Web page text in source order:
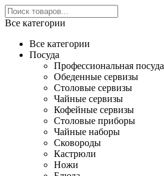
Все категории
Все категории
Посуда
Профессиональная посуда
Обеденные сервизы
Столовые сервизы
Чайные сервизы
Кофейные сервизы
Столовые приборы
Чайные наборы
Сковороды
Кастрюли
Ножи